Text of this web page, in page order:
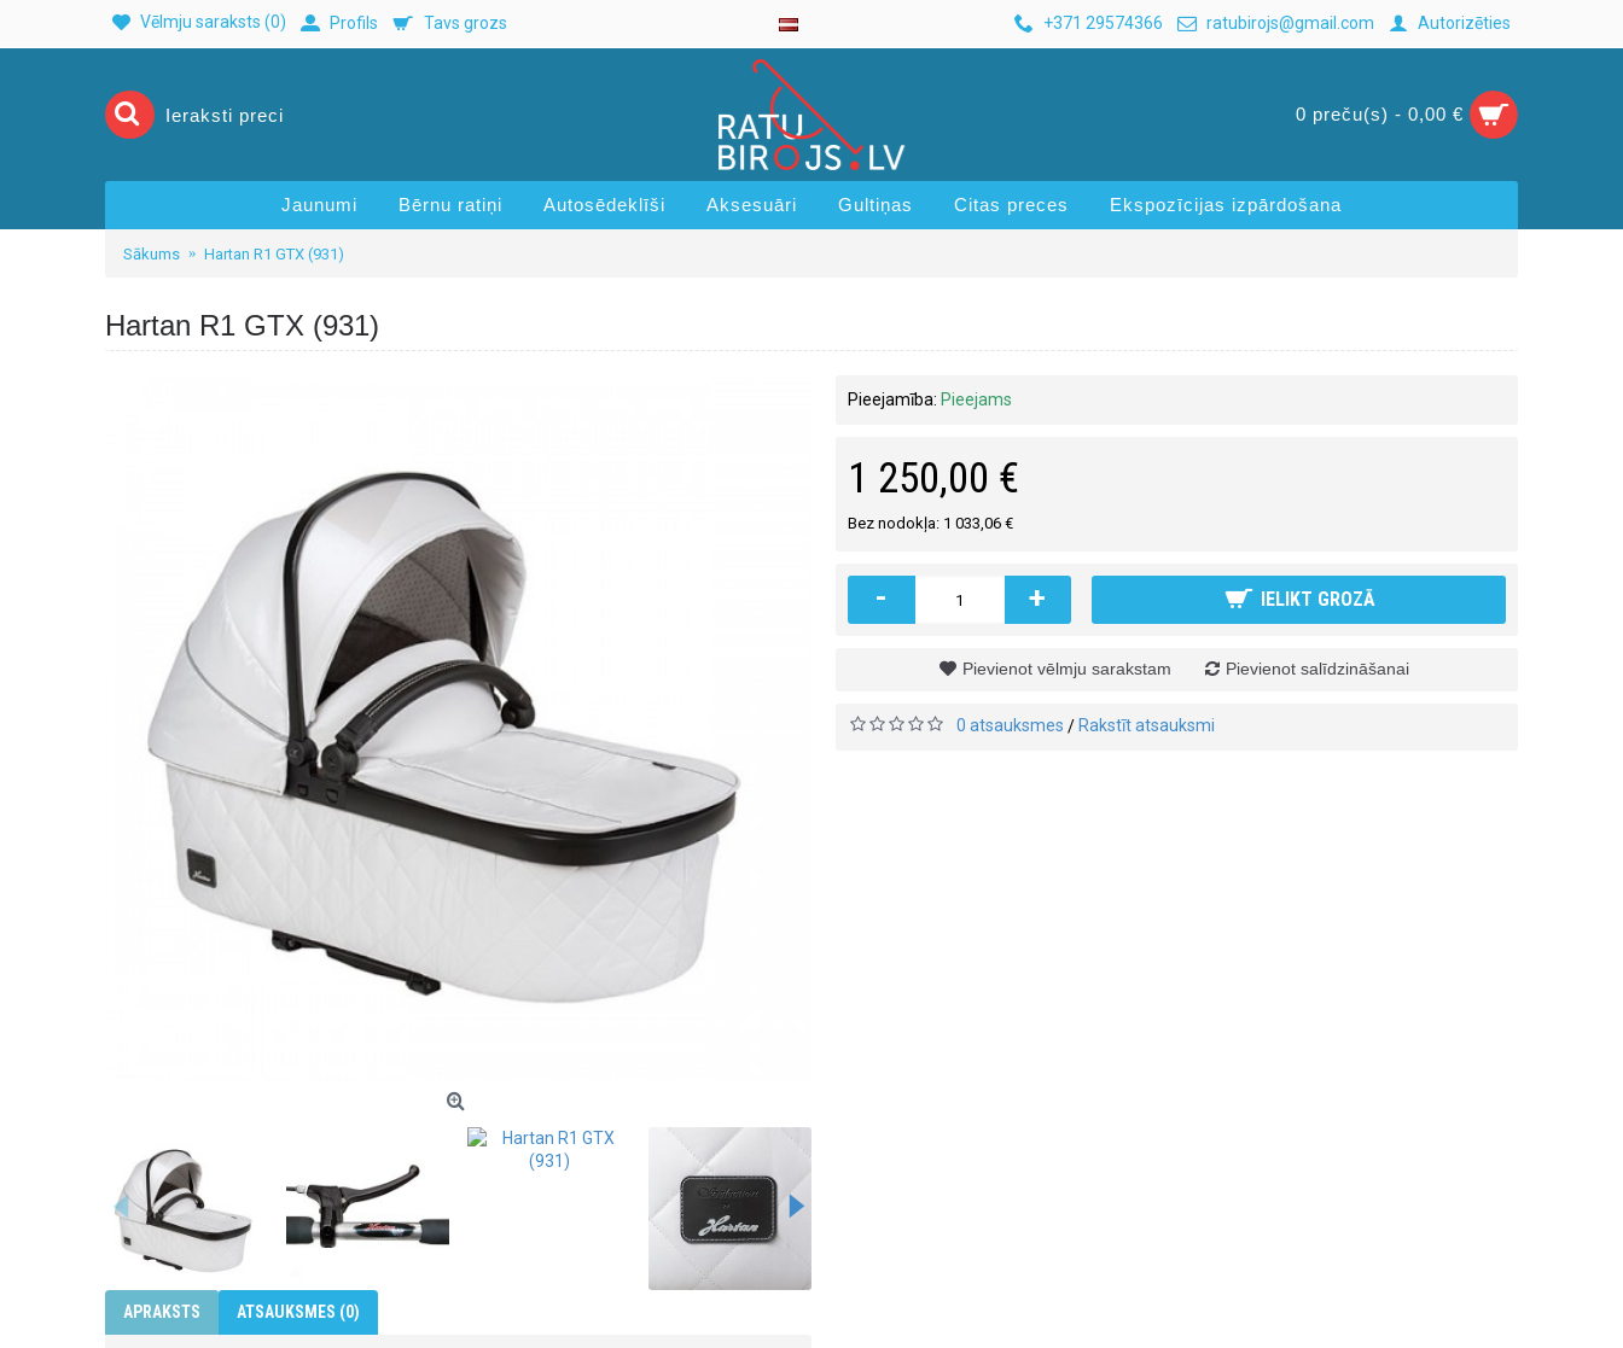
Vēlmju saraksts (0) Profils Tavs grozs +371 29574366 ratubirojs@gmail.com Autorizēties
0 preču(s) - 0,00 €
Jaunumi Bērnu ratiņi Autosēdeklīši Aksesuāri Gultiņas Citas preces Ekspozīcijas izpārdošana
Sākums Hartan R1 GTX (931)
Hartan R1 GTX (931)
APRAKSTS ATSAUKSMES (0)
Pieejamība: Pieejams
1 250,00 €
Bez nodokļa: 1 033,06 €
- + IELIKT GROZĀ
Pievienot vēlmju sarakstam Pievienot salīdzināšanai
0 atsauksmes / Rakstīt atsauksmi